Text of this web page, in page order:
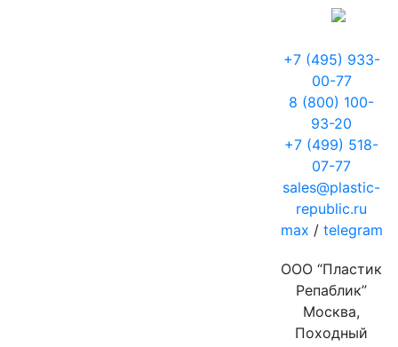
+7 (495) 933-
00-77
8 (800) 100-
93-20
+7 (499) 518-
07-77
sales@plastic-
republic.ru
max / telegram
ООО “Пластик
Репаблик”
Москва,
Походный